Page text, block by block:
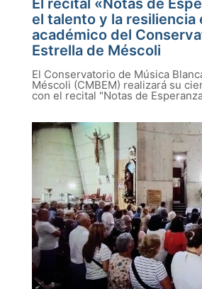
El recital «Notas de
el talento y la resiliencia
académico del
Estrella de Méscoli
El Conservatorio de Música
Méscoli (CMBEM) realizará su
con el recital "Notas de